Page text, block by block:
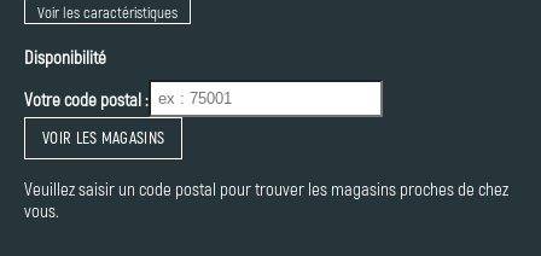
Voir les caractéristiques
Disponibilité
Votre code postal :
VOIR LES MAGASINS
Veuillez saisir un code postal pour trouver les magasins proches de chez
vous.